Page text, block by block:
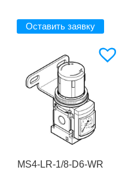
Оставить заявку
MS4-LR-1/8-D6-WR